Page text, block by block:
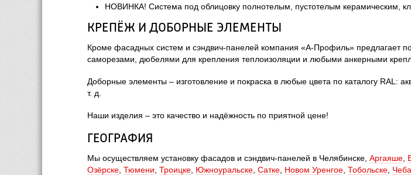
НОВИНКА! Система под облицовку полнотелым, пустотелым керамическим,
КРЕПЁЖ И ДОБОРНЫЕ ЭЛЕМЕНТЫ
Кроме фасадных систем и сэндвич-панелей компания «А-Профиль» предлагает
саморезами, дюбелями для крепления теплоизоляции и любыми анкерными
Доборные элементы – изготовление и покраска в любые цвета по каталогу RAL:
т. д.
Наши изделия – это качество и надёжность по приятной цене!
ГЕОГРАФИЯ
Мы осуществляем установку фасадов и сэндвич-панелей в Челябинске, Аргаяше
Озёрске Тюмени Троицке Южноуральске Сатке Новом Уренгое Тобольске